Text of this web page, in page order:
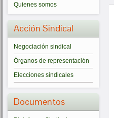
Quienes somos
Acción Sindical
Negociación sindical
Órganos de representación
Elecciones sindicales
Documentos